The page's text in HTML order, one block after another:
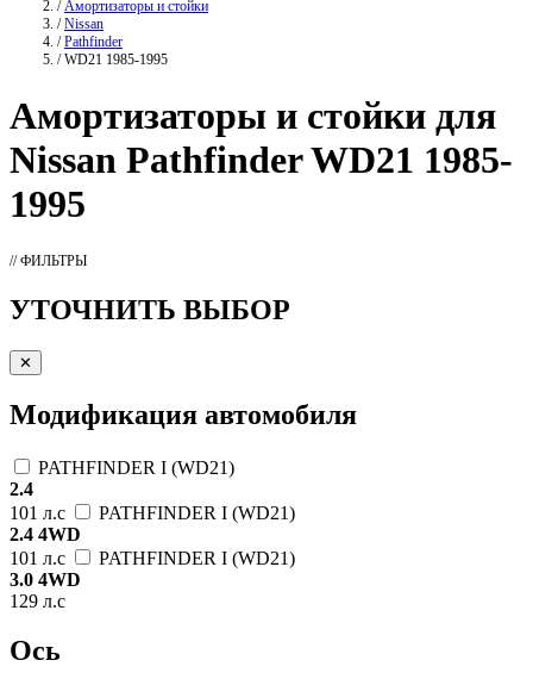
/ Амортизаторы и стойки
/ Nissan
/ Pathfinder
/ WD21 1985-1995
Амортизаторы и стойки для
Nissan Pathfinder WD21 1985-
1995
// ФИЛЬТРЫ
УТОЧНИТЬ ВЫБОР
✕
Модификация автомобиля
PATHFINDER I (WD21)
2.4
101 л.с
PATHFINDER I (WD21)
2.4 4WD
101 л.с
PATHFINDER I (WD21)
3.0 4WD
129 л.с
Ось